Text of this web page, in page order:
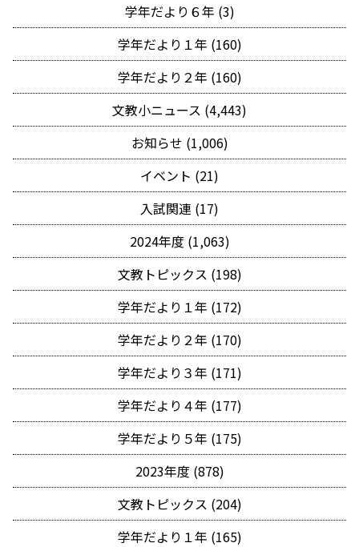
学年だより６年 (3)
学年だより１年 (160)
学年だより２年 (160)
文教小ニュース (4,443)
お知らせ (1,006)
イベント (21)
入試関連 (17)
2024年度 (1,063)
文教トピックス (198)
学年だより１年 (172)
学年だより２年 (170)
学年だより３年 (171)
学年だより４年 (177)
学年だより５年 (175)
2023年度 (878)
文教トピックス (204)
学年だより１年 (165)